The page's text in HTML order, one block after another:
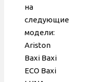
гидрогруппой,
59765003
на
следующие
модели:
Ariston
Baxi Baxi
ECO Baxi